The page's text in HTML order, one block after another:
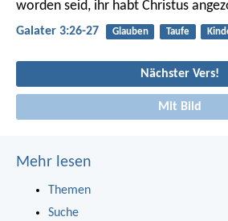
worden seid, ihr habt Christus
Galater 3:26-27 Glauben Taufe
Nächster Vers!
Mit Bild
Mehr lesen
Themen
Suche